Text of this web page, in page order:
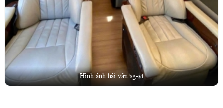
Hình ảnh hải vân sg-vt